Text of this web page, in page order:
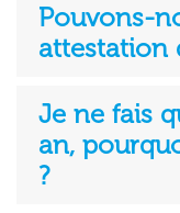
Pouvons-
attestation
Je ne fais
an,
?